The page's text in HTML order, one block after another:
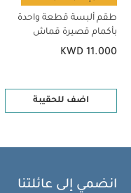
طقم ألبسة قطعة واحدة
بأكمام قصيرة قماش
عضوي بلون أبيض - 5 قطع
KWD 11.000
اضف للحقيبة
انضمي إلى عائلتنا